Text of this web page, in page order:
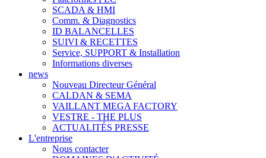
SCADA & HMI
Comm. & Diagnostics
ID BALANCELLES
SUIVI & RECETTES
Service, SUPPORT & Installation
Informations diverses
news
Nouveau Directeur Général
CALDAN & SEMA
VAILLANT MEGA FACTORY
VESTRE - THE PLUS
ACTUALITÉS PRESSE
L'entreprise
Nous contacter